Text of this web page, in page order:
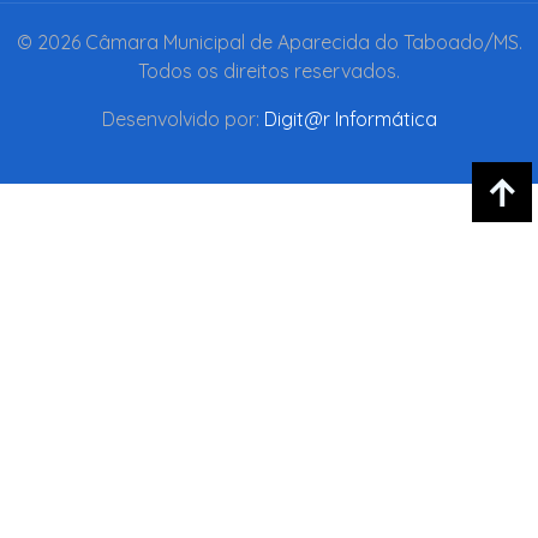
© 2026 Câmara Municipal de Aparecida do Taboado/MS.
Todos os direitos reservados.
Desenvolvido por: Digit@r Informática